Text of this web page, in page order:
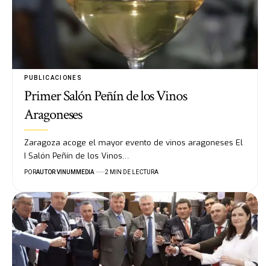
PUBLICACIONES
Primer Salón Peñín de los Vinos
Aragoneses
Zaragoza acoge el mayor evento de vinos aragoneses El
I Salón Peñín de los Vinos…
PORAUTOR VINUMMEDIA 2 MIN DE LECTURA